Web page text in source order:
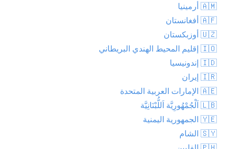
🇦🇲 أرمينيا
🇦🇫 أفغانستان
🇺🇿 أوزبكستان
🇮🇴 إقليم المحيط الهندي البريطاني
🇮🇩 إندونيسيا
🇮🇷 إيران
🇦🇪 الإمارات العربية المتحدة
🇱🇧 اَلْجُمْهُورِيَّة اَللُّبْنَانِيَّة
🇾🇪 الجمهورية اليمنية
🇸🇾 الشام